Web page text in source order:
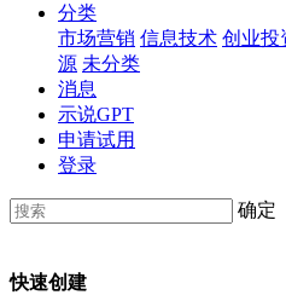
分类
市场营销 信息技术 创业投
源 未分类
消息
示说GPT
申请试用
登录
确定
快速创建